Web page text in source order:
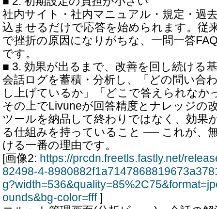
社内サイト・社内マニュアル・規定・過
込ませるだけで応答を始められます。従
で挫折の原因になりがちな、一問一答
です。
■ 3. 効果が出るまで、改善を回し続ける
会話ログを蓄積・分析し、「どの問い合
し上げているか」「どこで答えられなか
その上でLivuneが回答精度とナレッジの
ツールを納品して終わりではなく、効果
る仕組みを持っていること ── これが、
ける一番の理由です。
[画像2: https://prcdn.freetls.fastly.net/
82498-4-
ounds&bg-color=fff]